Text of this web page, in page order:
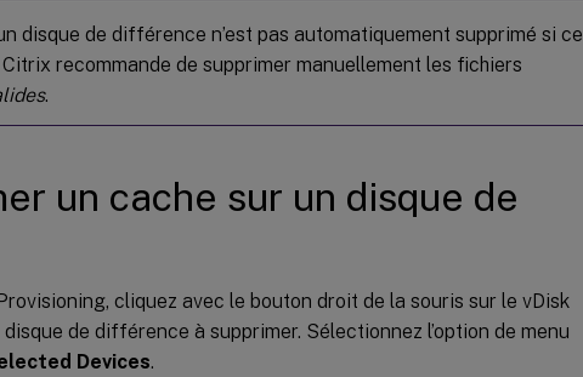
disque de différence n’est pas automatiquement supprimé si ce
Citrix recommande de supprimer manuellement les fichiers
.
un cache sur un disque de
cliquez avec le bouton droit de la souris sur le vDisk
de différence à supprimer. Sélectionnez l’option de menu
Devices.